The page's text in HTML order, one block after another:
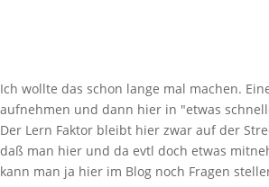
Ich wollte das schon lange mal machen.
aufnehmen und dann hier in "etwas
Der Lern Faktor bleibt hier zwar auf der
daß man hier und da evtl doch etwas
kann man ja hier im Blog noch Fragen